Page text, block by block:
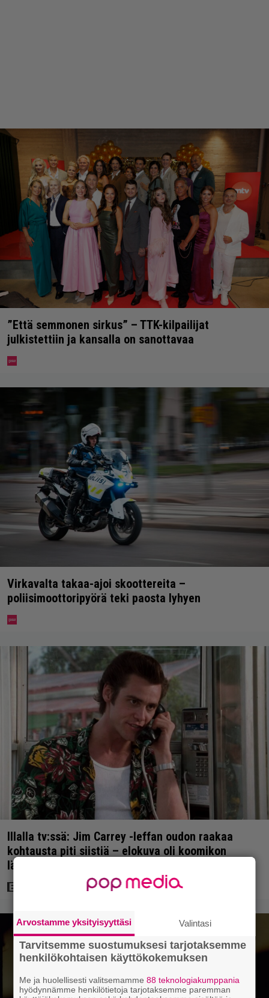
”Että semmonen sirkus” – TTK-kilpailijat
julkistettiin ja kansalla on sanottavaa
Virkavalta takaa-ajoi skoottereita –
poliisimoottoripyörä teki paosta lyhyen
Illalla tv:ssä: Jim Carrey -leffan oudon raakaa
kohtausta piti siistiä – elokuva oli koomikon
läpimurto supertähteyteen
Arvostamme yksityisyyttäsi Valintasi
Tarvitsemme suostumuksesi tarjotaksemme
henkilökohtaisen käyttökokemuksen
Me ja huolellisesti valitsemamme88 teknologiakumppania
hyödynnämme henkilötietoja tarjotaksemme paremman